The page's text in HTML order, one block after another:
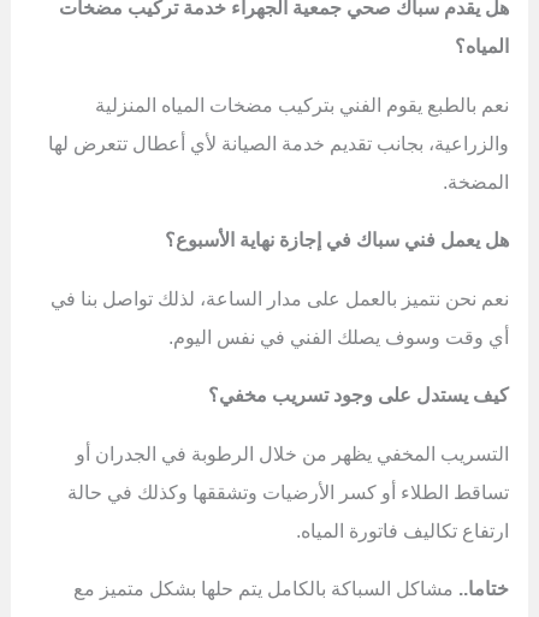
هل يقدم سباك صحي جمعية الجهراء خدمة تركيب مضخات
المياه؟
نعم بالطبع يقوم الفني بتركيب مضخات المياه المنزلية
والزراعية، بجانب تقديم خدمة الصيانة لأي أعطال تتعرض لها
المضخة.
هل يعمل فني سباك في إجازة نهاية الأسبوع؟
نعم نحن نتميز بالعمل على مدار الساعة، لذلك تواصل بنا في
أي وقت وسوف يصلك الفني في نفس اليوم.
كيف يستدل على وجود تسريب مخفي؟
التسريب المخفي يظهر من خلال الرطوبة في الجدران أو
تساقط الطلاء أو كسر الأرضيات وتشققها وكذلك في حالة
ارتفاع تكاليف فاتورة المياه.
ختاما.. مشاكل السباكة بالكامل يتم حلها بشكل متميز مع